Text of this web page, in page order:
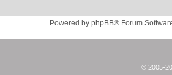
Powered by phpBB® Forum
© 2005-